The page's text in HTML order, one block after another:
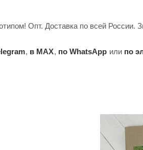
Опт. Доставка по всей России.
, в MAX, по WhatsApp или по